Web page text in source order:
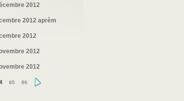
2012
2012 aprèm
2012
2012
2012
85 86 ›